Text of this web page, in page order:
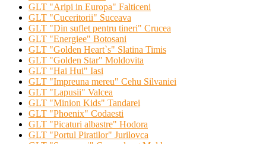
GLT "Aripi in Europa" Falticeni
GLT "Cuceritorii" Suceava
GLT "Din suflet pentru tineri" Crucea
GLT "Energiee" Botosani
GLT "Golden Heart`s" Slatina Timis
GLT "Golden Star" Moldovita
GLT "Hai Hui" Iasi
GLT "Impreuna mereu" Cehu Silvaniei
GLT "Lapusii" Valcea
GLT "Minion Kids" Tandarei
GLT "Phoenix" Codaesti
GLT "Picaturi albastre" Hodora
GLT "Portul Piratilor" Jurilovca